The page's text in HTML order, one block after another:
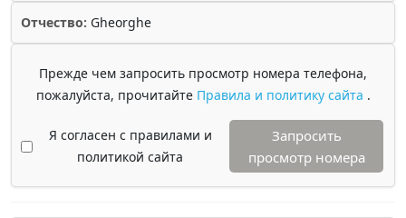
Отчество: Gheorghe
Прежде чем запросить просмотр номера телефона,
пожалуйста, прочитайте Правила и политику сайта .
Я согласен с правилами и
политикой сайта
Запросить
просмотр номера